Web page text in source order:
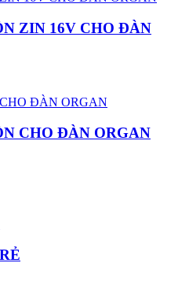
ZIN 16V CHO ĐÀN
CHO ĐÀN ORGAN